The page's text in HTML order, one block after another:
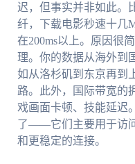
迟，但事实并非如此。
纤，下载电影秒速十几
在200ms以上。原因很
理。你的数据从海外到
如从洛杉矶到东京再到
路。此外，国际带宽的
戏画面卡顿、技能延迟
了——它们主要用于访
和更稳定的连接。